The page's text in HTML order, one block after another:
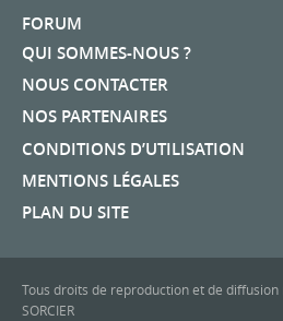
FORUM
QUI SOMMES-NOUS ?
NOUS CONTACTER
NOS PARTENAIRES
CONDITIONS D’UTILISATION
MENTIONS LÉGALES
PLAN DU SITE
Tous droits de reproduction et de diffusion
SORCIER